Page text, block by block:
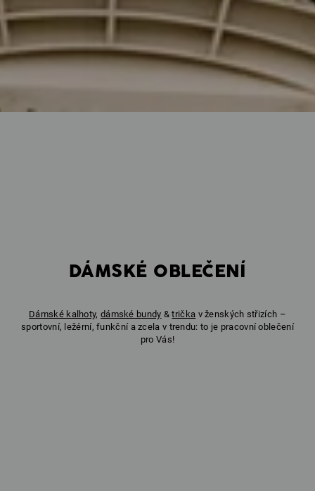
DÁMSKÉ OBLEČENÍ
Dámské kalhoty, dámské bundy &trička v ženských střizích –
sportovní, ležérní, funkční a zcela v trendu: to je pracovní oblečení
pro Vás!